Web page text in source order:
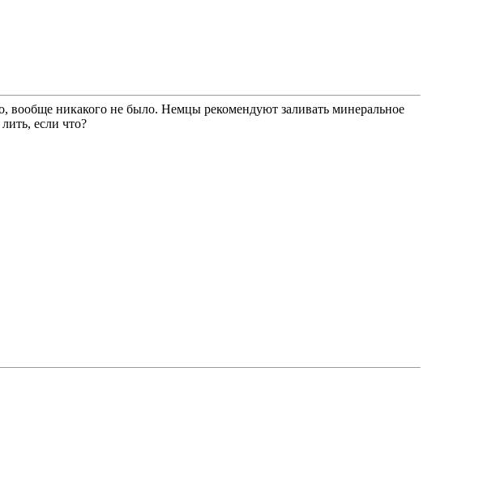
вообще никакого не было. Немцы рекомендуют заливать минеральное
если что?